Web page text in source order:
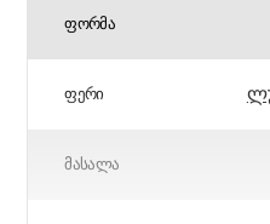
ᲤᲝᲠᲛᲐ
ᲤᲔᲠᲘ
ᲛᲐᲡᲐᲚᲐ